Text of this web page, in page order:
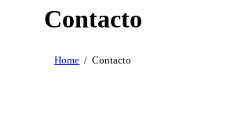
Contacto
Home Contacto